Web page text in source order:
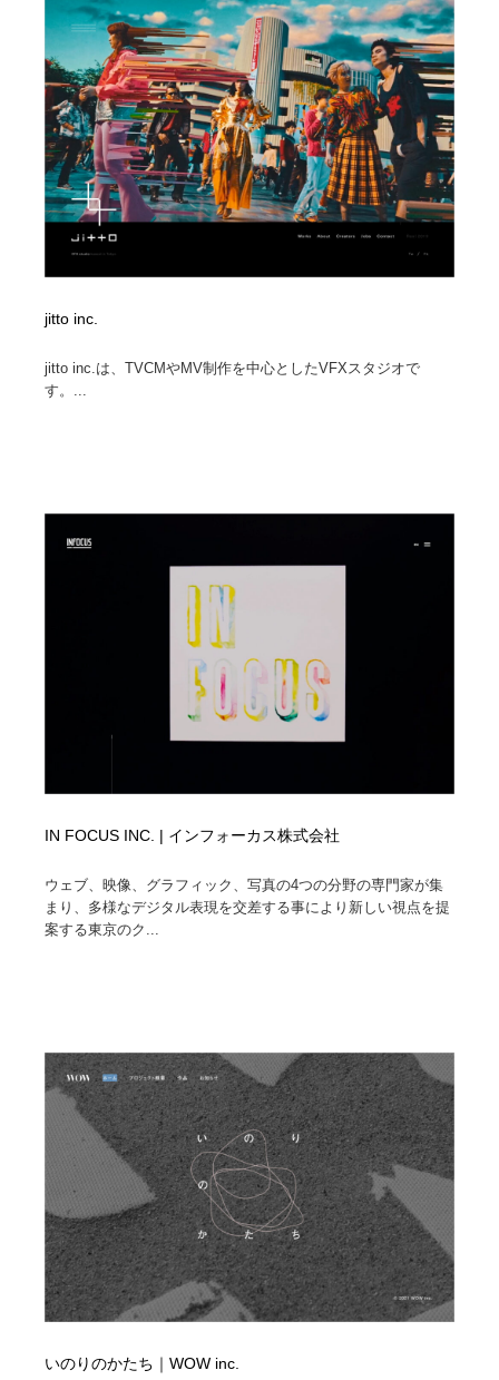
jitto inc.
jitto inc.は、TVCMやMV制作を中心としたVFXスタジオで
す。...
IN FOCUS INC. | インフォーカス株式会社
ウェブ、映像、グラフィック、写真の4つの分野の専門家が集
まり、多様なデジタル表現を交差する事により新しい視点を提
案する東京のク...
いのりのかたち｜WOW inc.